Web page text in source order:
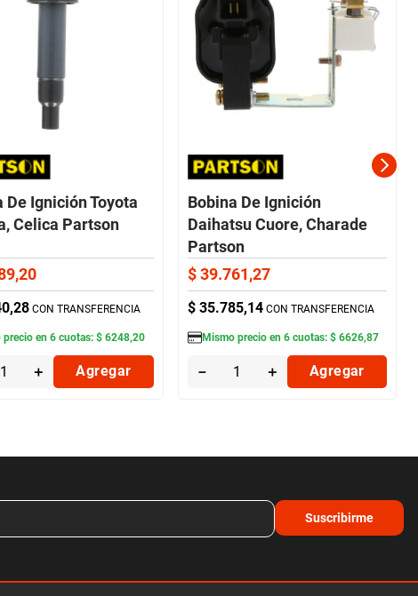
De Ignición Toyota
Celica Partson
,20
,28 CON TRANSFERENCIA
precio en6 cuotas:$ 6248,20
＋ Agregar
Bobina De Ignición
Daihatsu Cuore, Charade
Partson
$ 39.761,27
$ 35.785,14 CON TRANSFERENCIA
Mismo precio en 6cuotas: $ 6626,87
＋
－ Agregar
Suscribirme